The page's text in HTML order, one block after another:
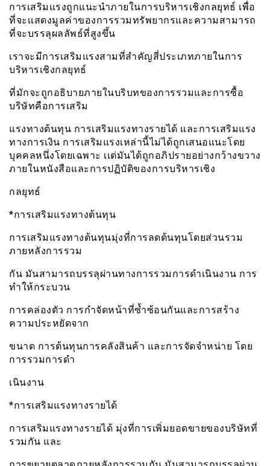
การเสริมแรงถูกแนะนำภายในการบริหารเชิงกลยุทธ์ เพื่อ
ที่จะเเสดงมูลค่าของการรวมทรัพยากรและความสามารถ
ที่จะบรรลุผลลัพธ์ที่สูงขึ้น
เราจะมีการเสริมแรงสามที่สำคัญสี่ประเภทภายในการ
บริหารเชิงกลยุทธ์
ที่มักจะถูกอธิบายภายในบริบทของการรวมและการซื้อ
บริษัทคือการเสริม
แรงทางต้นทุน การเสริมแรงทางรายได้ และการเสริมแรง
ทางการเงิน การเสริมแรงเหล่านี้ไม่ได้ถูกเสนอแนะโดย
บุคคลหนึ่งโดยเฉพาะ เเต่มันได้ถูกอภิปรายอย่างกว้างขวาง
ภายในหนังสือและการปฏิบัติของการบริหารเชิง
กลยุทธ์
*การเสริมแรงทางต้นทุน
การเสริมแรงทางต้นทุนมุ่งที่การลดต้นทุนโดยส่วนรวม
ภายหลังการรวม
กัน มันสามารถบรรลุผ่านทางการรวมการดำเนินงาน การ
ทำให้กระบวน
การคล่องตัว การกำจัดหน้าที่ซ้ำซ้อนกันและการสร้าง
ความประหยัดจาก
ขนาด การต้นทุนการคลังสินค้า และการจัดจำหน่าย โดย
การรวมการดำ
เนินงาน
*การเสริมแรงทางรายได้
การเสริมแรงทางรายได้ มุ่งที่การเพิ่มยอดขายของบริษัทที่
รวมกัน และ